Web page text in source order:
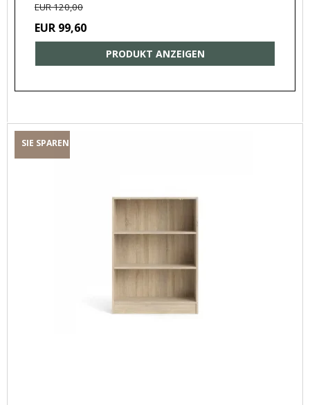
EUR 120,00
EUR 99,60
PRODUKT ANZEIGEN
SIE SPAREN